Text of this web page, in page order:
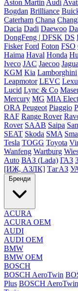
Aston Martin Audi
Bogdan Brilliance
Caterham Chana
Dacia Dadi Daewoo
DongFeng | DFSK DS
Fisker Ford Foton FSO
Haima Haval Honda
Iveco JAC Jaecoo
KGM Kia Lamborghini
Leapmotor LEVC
Lucid Lync & Co
Mercury MG MIA
ORA Peugeot Piaggio
RAF Range Rover
Rover SAAB Saipa
SEAT Skoda SMA
Tesla TOGG Toyota
Wanfeng Wartburg
Auto ВАЗ (Lada) ГАЗ
[ИЖ, АЗЛК] ТагАЗ
Бренди
ACURA
ACURA OEM
AUDI
AUDI OEM
BMW
BMW OEM
BOSCH
BOSCH AeroTwin
Plus BOSCH